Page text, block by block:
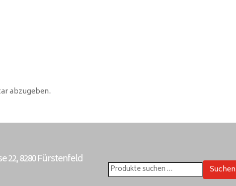
abzugeben.
22, 8280 Fürstenfeld
Suchen Suchen